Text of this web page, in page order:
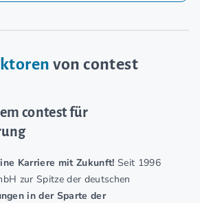
von contest
contest für
Karriere mit Zukunft! Seit 1996
zur Spitze der deutschen
in der Sparte der